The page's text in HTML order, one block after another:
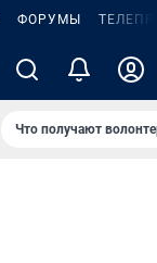
ФОРУМЫ
Что получают